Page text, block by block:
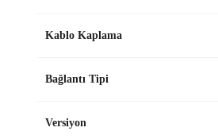
Kablo Kaplama
Bağlantı Tipi
Versiyon